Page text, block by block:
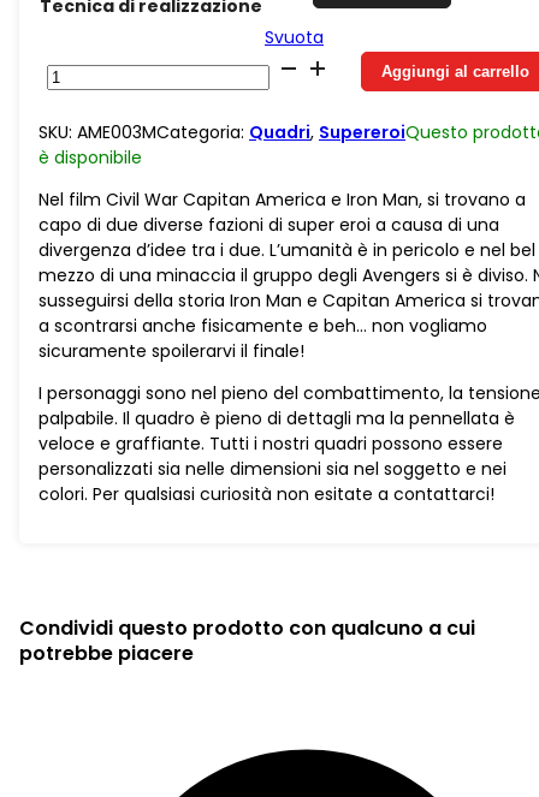
Tecnica di realizzazione
Svuota
Juta
Comic
America
vs
Iron
Man
quantità
Aggiungi al carrello
SKU: AME003MCategoria: Quadri, SupereroiQuesto
è disponibile
Nel film Civil War Capitan America e Iron Man, si trovano a
capo di due diverse fazioni di super eroi a causa di una
divergenza d’idee tra i due. L’umanità è in pericolo e nel bel
mezzo di una minaccia il gruppo degli Avengers si è diviso.
susseguirsi della storia Iron Man e Capitan America si
a scontrarsi anche fisicamente e beh… non vogliamo
sicuramente spoilerarvi il finale!
I personaggi sono nel pieno del combattimento, la
palpabile. Il quadro è pieno di dettagli ma la pennellata è
veloce e graffiante. Tutti i nostri quadri possono essere
personalizzati sia nelle dimensioni sia nel soggetto e nei
colori. Per qualsiasi curiosità non esitate a contattarci!
Condividi questo prodotto con qualcuno a cui
potrebbe piacere